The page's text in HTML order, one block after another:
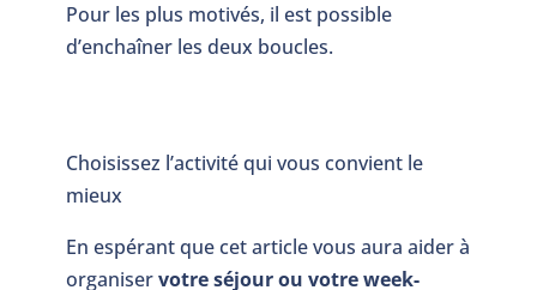
Pour les plus motivés, il est possible
d’enchaîner les deux boucles.
Choisissez l’activité qui vous convient le
mieux
En espérant que cet article vous aura aider à
organiservotre séjour ou votre week-